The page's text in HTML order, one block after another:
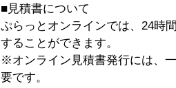
■見積書について
ぷらっとオンラインでは、24時
することができます。
※オンライン見積書発行には、
要です。